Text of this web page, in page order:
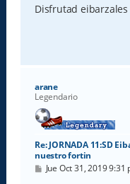
Disfrutad eibarzales
arane
Legendario
Re: JORNADA 11:SD
nuestro fortin
M
Jue Oct 31, 2019 9:31